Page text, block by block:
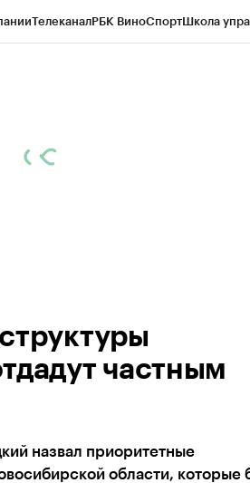
ТелеканалРБК ВиноСпортШкола
частным
назвал приоритетные
области, которые